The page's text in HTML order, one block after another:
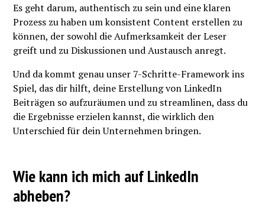
Es geht darum, authentisch zu sein und eine klaren
Prozess zu haben um konsistent Content erstellen zu
können, der sowohl die Aufmerksamkeit der Leser
greift und zu Diskussionen und Austausch anregt.
Und da kommt genau unser 7-Schritte-Framework ins
Spiel, das dir hilft, deine Erstellung von LinkedIn
Beiträgen so aufzuräumen und zu streamlinen, dass du
die Ergebnisse erzielen kannst, die wirklich den
Unterschied für dein Unternehmen bringen.
Wie kann ich mich auf LinkedIn
abheben?